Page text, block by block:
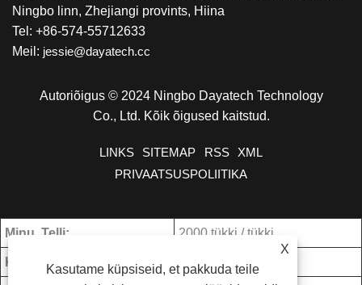
X
Kasutame küpsiseid, et pakkuda teile
Ningbo linn, Zhejiangi provints, Hiina
Tel: +86-574-55712633
Meil: jessie@dayatech.cc
Autoriõigus © 2024 Ningbo Dayatech Technology
Co., Ltd. Kõik õigused kaitstud.
LINKS SITEMAP RSS
XML
PRIVAATSUSPOLIITIKA
Minu. Telli: 2000 tükki / tükki
Kaubandustähtaeg: FOB